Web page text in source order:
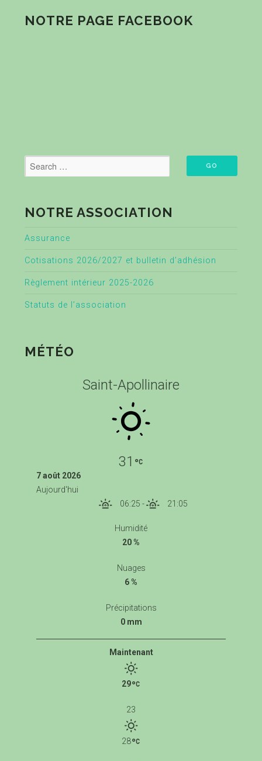
NOTRE PAGE FACEBOOK
NOTRE ASSOCIATION
Assurance
Cotisations 2026/2027 et bulletin d’adhésion
Règlement intérieur 2025-2026
Statuts de l’association
MÉTÉO
Saint-Apollinaire
31
7 août 2026
Aujourd'hui
06:25 - 21:05
Humidité
20 %
Nuages
6 %
Précipitations
0 mm
Maintenant
29
23
28